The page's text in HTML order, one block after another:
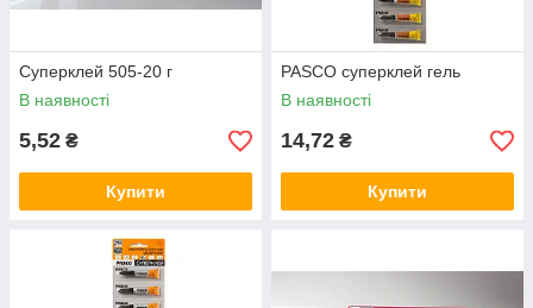
Суперклей 505-20 г
В наявності
5,52 ₴
Купити
PASCO суперклей гель
В наявності
14,72 ₴
Купити